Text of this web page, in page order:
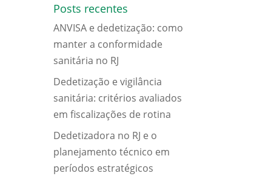
Posts recentes
ANVISA e dedetização: como
manter a conformidade
sanitária no RJ
Dedetização e vigilância
sanitária: critérios avaliados
em fiscalizações de rotina
Dedetizadora no RJ e o
planejamento técnico em
períodos estratégicos